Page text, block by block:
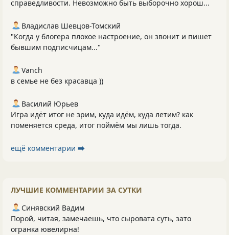
справедливости. Невозможно быть выборочно хорош...
Владислав Шевцов-Томский
"Когда у блогера плохое настроение, он звонит и пишет
бывшим подписчицам..."
Vanch
в семье не без красавца ))
Василий Юрьев
Игра идёт итог не зрим, куда идём, куда летим? как
поменяется среда, итог поймём мы лишь тогда.
ещё комментарии ⮕
ЛУЧШИЕ КОММЕНТАРИИ ЗА СУТКИ
Синявский Вадим
Порой, читая, замечаешь, что сыровата суть, зато
огранка ювелирна!